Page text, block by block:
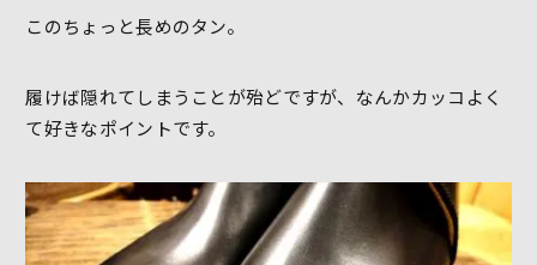
このちょっと長めのタン。
履けば隠れてしまうことが殆どですが、なんかカッコよく
て好きなポイントです。